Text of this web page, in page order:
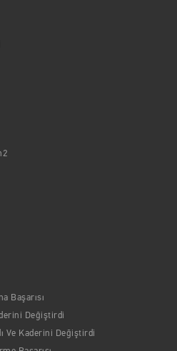
Başarısı
Değiştirdi
Ve Kaderini Değiştirdi